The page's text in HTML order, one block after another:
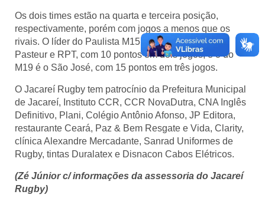
Os dois times estão na quarta e terceira posição,
respectivamente, porém com jogos a menos que os
rivais. O líder do Paulista M15 é o combinado entre
Pasteur e RPT, com 10 pontos em dois jogos, e o do
M19 é o São José, com 15 pontos em três jogos.
O Jacareí Rugby tem patrocínio da Prefeitura Municipal
de Jacareí, Instituto CCR, CCR NovaDutra, CNA Inglês
Definitivo, Plani, Colégio Antônio Afonso, JP Editora,
restaurante Ceará, Paz & Bem Resgate e Vida, Clarity,
clínica Alexandre Mercadante, Sanrad Uniformes de
Rugby, tintas Duralatex e Disnacon Cabos Elétricos.
(Zé Júnior c/ informações da assessoria do Jacareí
Rugby)